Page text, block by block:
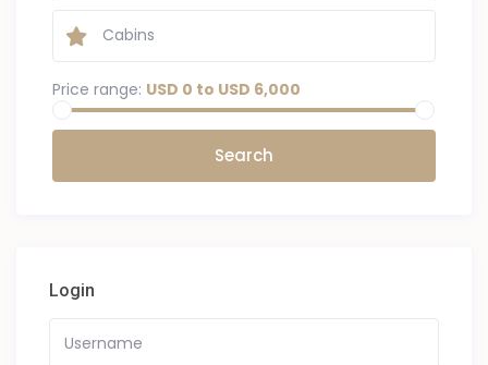
Price range: USD 0 to USD 6,000
Login